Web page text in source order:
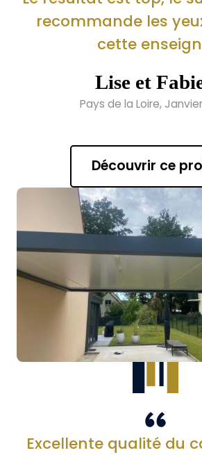
recommande les
cette
Lise et
Pays de la Loire,
Découvrir ce
Excellente qualité du